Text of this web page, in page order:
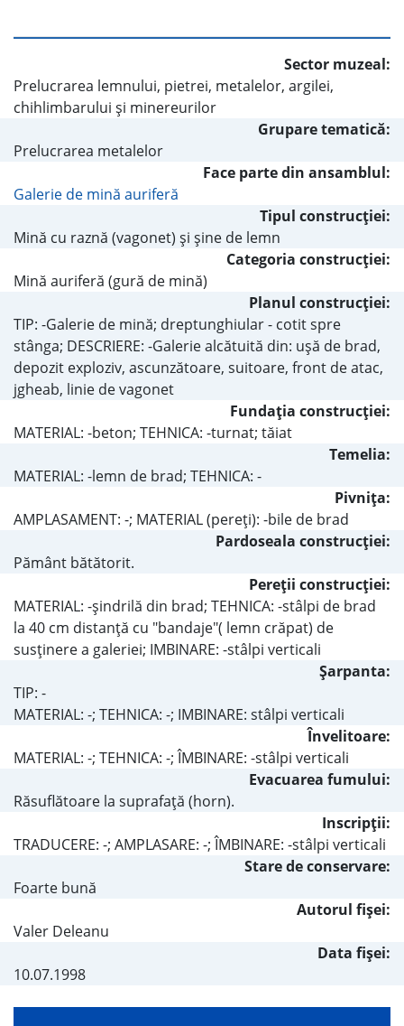
Sector muzeal:
Prelucrarea lemnului, pietrei, metalelor, argilei,
chihlimbarului şi minereurilor
Grupare tematică:
Prelucrarea metalelor
Face parte din ansamblul:
Galerie de mină auriferă
Tipul construcţiei:
Mină cu raznă (vagonet) şi şine de lemn
Categoria construcţiei:
Mină auriferă (gură de mină)
Planul construcţiei:
TIP: -Galerie de mină; dreptunghiular - cotit spre
stânga; DESCRIERE: -Galerie alcătuită din: uşă de brad,
depozit exploziv, ascunzătoare, suitoare, front de atac,
jgheab, linie de vagonet
Fundaţia construcţiei:
MATERIAL: -beton; TEHNICA: -turnat; tăiat
Temelia:
MATERIAL: -lemn de brad; TEHNICA: -
Pivniţa:
AMPLASAMENT: -; MATERIAL (pereţi): -bile de brad
Pardoseala construcţiei:
Pământ bătătorit.
Pereţii construcţiei:
MATERIAL: -şindrilă din brad; TEHNICA: -stâlpi de brad
la 40 cm distanţă cu "bandaje"( lemn crăpat) de
susţinere a galeriei; IMBINARE: -stâlpi verticali
Şarpanta:
TIP: -
MATERIAL: -; TEHNICA: -; IMBINARE: stâlpi verticali
Învelitoare:
MATERIAL: -; TEHNICA: -; ÎMBINARE: -stâlpi verticali
Evacuarea fumului:
Răsuflătoare la suprafaţă (horn).
Inscripţii:
TRADUCERE: -; AMPLASARE: -; ÎMBINARE: -stâlpi verticali
Stare de conservare:
Foarte bună
Autorul fişei:
Valer Deleanu
Data fișei:
10.07.1998